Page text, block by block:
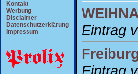
Kontakt
Werbung
Disclaimer
Datenschutzerklärung
Impressum
Eintrag
Eintrag